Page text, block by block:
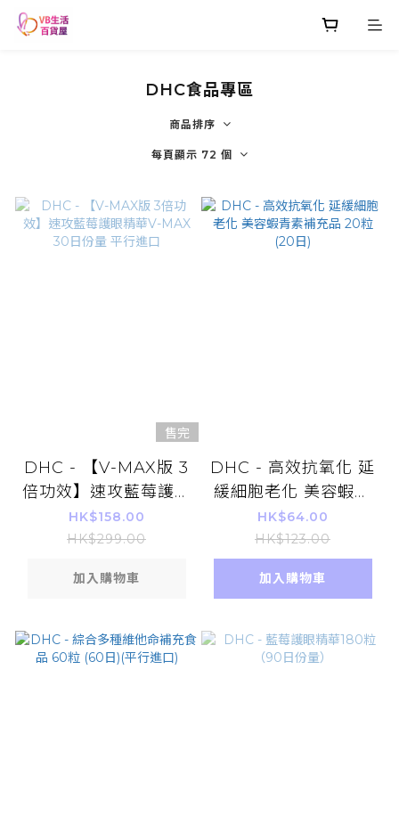
DHC食品專區
商品排序
每頁顯示 72 個
售完
DHC - 【V-MAX版 3
倍功效】速攻藍莓護眼
精華V-MAX 30日份量
平行進口
HK$158.00
HK$299.00
加入購物車
DHC - 高效抗氧化 延
緩細胞老化 美容蝦青
素補充品 20粒 (20日)
HK$64.00
HK$123.00
加入購物車